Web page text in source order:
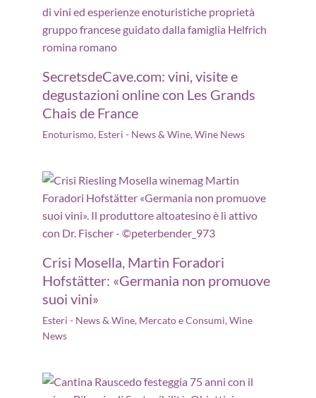
SecretsdeCave.com: vini, visite e
degustazioni online con Les Grands
Chais de France
Enoturismo, Esteri - News & Wine,Wine News
Crisi Mosella, Martin Foradori
Hofstätter: «Germania non promuove
suoi vini»
Esteri - News & Wine, Mercato e Consumi,Wine
News